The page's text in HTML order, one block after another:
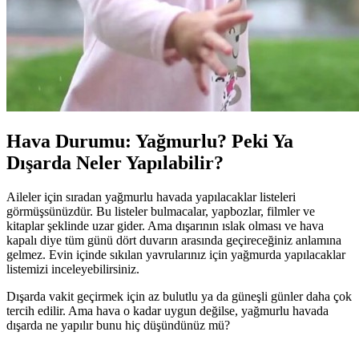
Hava Durumu: Yağmurlu? Peki Ya
Dışarda Neler Yapılabilir?
Aileler için sıradan yağmurlu havada yapılacaklar listeleri
görmüşsünüzdür. Bu listeler bulmacalar, yapbozlar, filmler ve
kitaplar şeklinde uzar gider. Ama dışarının ıslak olması ve hava
kapalı diye tüm günü dört duvarın arasında geçireceğiniz anlamına
gelmez. Evin içinde sıkılan yavrularınız için yağmurda yapılacaklar
listemizi inceleyebilirsiniz.
Dışarda vakit geçirmek için az bulutlu ya da güneşli günler daha çok
tercih edilir. Ama hava o kadar uygun değilse, yağmurlu havada
dışarda ne yapılır bunu hiç düşündünüz mü?